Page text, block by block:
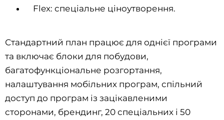
Flex: спеціальне ціноутворення.
Стандартний план працює для однієї програми
та включає блоки для побудови,
багатофункціональне розгортання,
налаштування мобільних програм, спільний
доступ до програм із зацікавленими
сторонами, брендинг, 20 спеціальних і 50